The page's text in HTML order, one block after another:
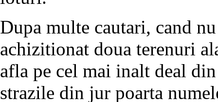
Dupa multe cautari, cand
achizitionat doua terenuri
afla pe cel mai inalt deal
strazile din jur poarta